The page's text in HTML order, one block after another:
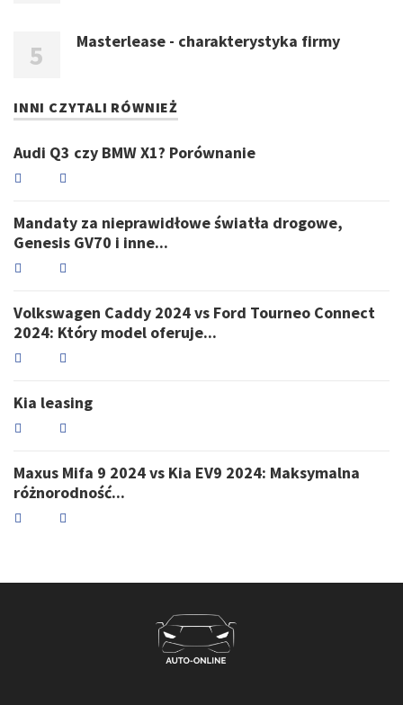
Masterlease - charakterystyka firmy
INNI CZYTALI RÓWNIEŻ
Audi Q3 czy BMW X1? Porównanie
Mandaty za nieprawidłowe światła drogowe,
Genesis GV70 i inne...
Volkswagen Caddy 2024 vs Ford Tourneo Connect
2024: Który model oferuje...
Kia leasing
Maxus Mifa 9 2024 vs Kia EV9 2024: Maksymalna
różnorodność...